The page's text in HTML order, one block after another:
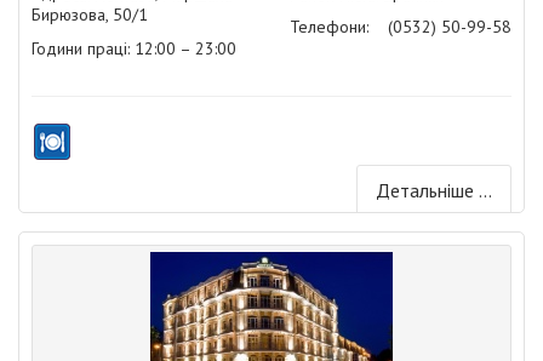
Бирюзова, 50/1
Години праці: 12:00 – 23:00
Телефони:
(0532) 50-99-58
Детальніше ...